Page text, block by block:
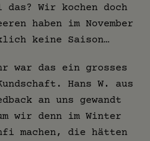
Wir kochen doch
haben im November
keine Saison…
war das ein grosses
Hans W. aus
an uns gewandt
wir denn im Winter
machen, die hätten